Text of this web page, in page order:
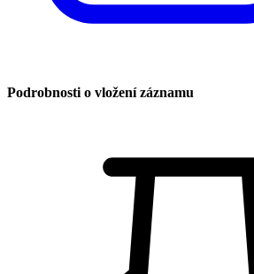
Podrobnosti o vložení záznamu